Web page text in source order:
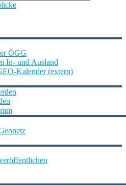
ÖGG
In- und Ausland
Kalender (extern)